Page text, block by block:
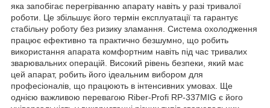
яка запобігає перегріванню апарату навіть у разі тривалої
роботи. Це збільшує його термін експлуатації та гарантує
стабільну роботу без ризику зламання. Система охолодження
працює ефективно та практично безшумно, що робить
використання апарата комфортним навіть під час тривалих
зварювальних операцій. Високий рівень безпеки, який має
цей апарат, робить його ідеальним вибором для
професіоналів, що працюють в інтенсивних умовах. Ще
однією важливою перевагою Riber-Profi RP-337MIG є його